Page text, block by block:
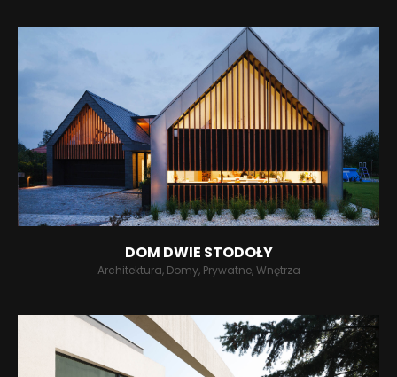
DOM DWIE STODOŁY
Architektura, Domy, Prywatne, Wnętrza